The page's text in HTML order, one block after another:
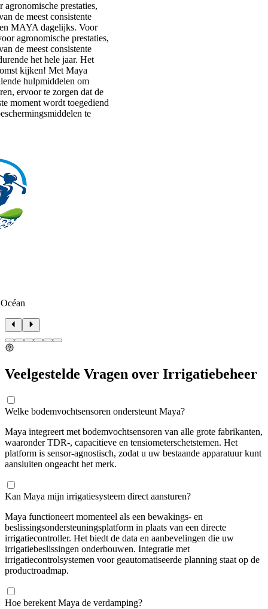
prestaties,
de meest consistente
MAYA dagelijks. Voor
agronomische prestaties,
de meest consistente
het hele jaar. Het
kijken! Met Maya
hulpmiddelen om
ervoor te zorgen dat de
moment wordt toegediend
te
Veelgestelde Vragen over Irrigatiebeheer
Welke bodemvochtsensoren ondersteunt Maya?
Maya integreert met bodemvochtsensoren van alle grote fabrikanten,
waaronder TDR-, capacitieve en tensiometerschetstemen. Het
platform is sensor-agnostisch, zodat u uw bestaande apparatuur kunt
aansluiten ongeacht het merk.
Kan Maya mijn irrigatiesysteem direct aansturen?
Maya functioneert momenteel als een bewakings- en
beslissingsondersteuningsplatform in plaats van een directe
irrigatiecontroller. Het biedt de data en aanbevelingen die uw
irrigatiebeslissingen onderbouwen. Integratie met
irrigatiecontrolsystemen voor geautomatiseerde planning staat op de
productroadmap.
Hoe berekent Maya de verdamping?